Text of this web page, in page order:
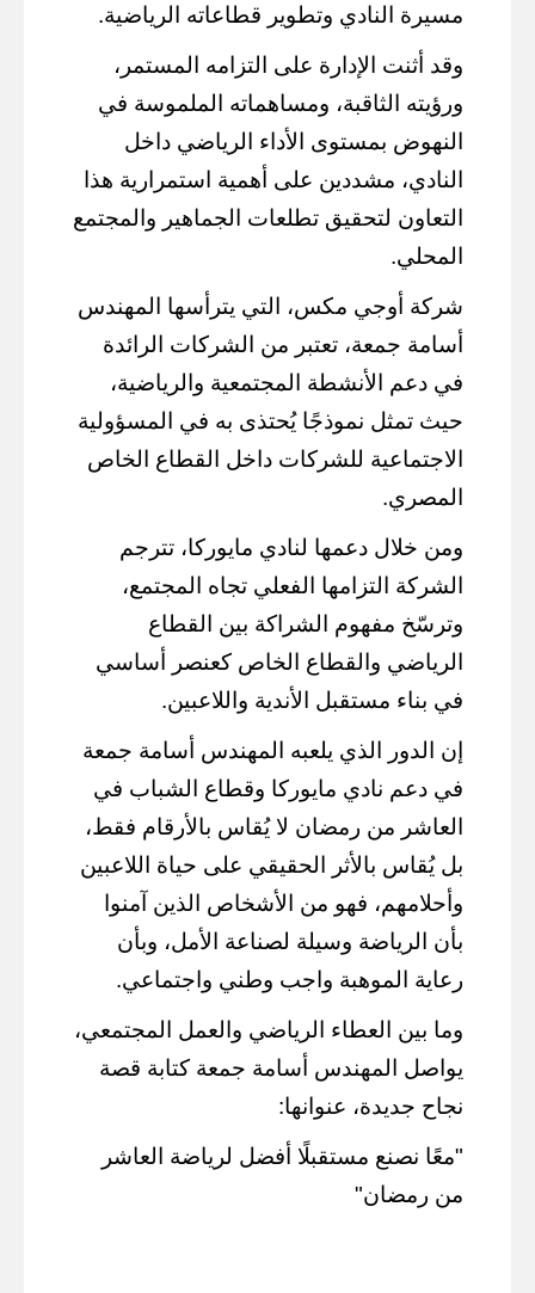
مسيرة النادي وتطوير قطاعاته الرياضية.
وقد أثنت الإدارة على التزامه المستمر،
ورؤيته الثاقبة، ومساهماته الملموسة في
النهوض بمستوى الأداء الرياضي داخل
النادي، مشددين على أهمية استمرارية هذا
التعاون لتحقيق تطلعات الجماهير والمجتمع
المحلي.
شركة أوجي مكس، التي يترأسها المهندس
أسامة جمعة، تعتبر من الشركات الرائدة
في دعم الأنشطة المجتمعية والرياضية،
حيث تمثل نموذجًا يُحتذى به في المسؤولية
الاجتماعية للشركات داخل القطاع الخاص
المصري.
ومن خلال دعمها لنادي مايوركا، تترجم
الشركة التزامها الفعلي تجاه المجتمع،
وترسّخ مفهوم الشراكة بين القطاع
الرياضي والقطاع الخاص كعنصر أساسي
في بناء مستقبل الأندية واللاعبين.
إن الدور الذي يلعبه المهندس أسامة جمعة
في دعم نادي مايوركا وقطاع الشباب في
العاشر من رمضان لا يُقاس بالأرقام فقط،
بل يُقاس بالأثر الحقيقي على حياة اللاعبين
وأحلامهم، فهو من الأشخاص الذين آمنوا
بأن الرياضة وسيلة لصناعة الأمل، وبأن
رعاية الموهبة واجب وطني واجتماعي.
وما بين العطاء الرياضي والعمل المجتمعي،
يواصل المهندس أسامة جمعة كتابة قصة
نجاح جديدة، عنوانها:
"معًا نصنع مستقبلًا أفضل لرياضة العاشر
من رمضان"